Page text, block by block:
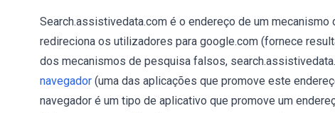
Search.assistivedata.com é o endereço de um
redireciona os utilizadores para google.com (fornece
dos mecanismos de pesquisa falsos,
navegador (uma das aplicações que promove este
navegador é um tipo de aplicativo que promove um